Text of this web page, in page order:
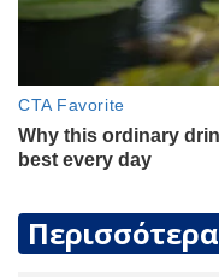
Περισσότερα